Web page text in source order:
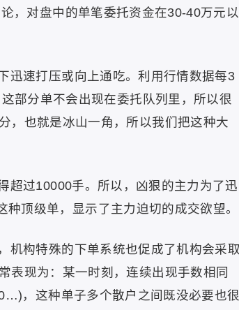
，对盘中的单笔委托资金在30-40万元以
迅速打压或向上通吃。利用行情数据每3
部分单不会出现在委托队列里，所以很
，也就是冰山一角，所以我们把这种大
超过10000手。所以，凶狠的主力为了迅
顶级单，显示了主力迫切的成交欲望。
机构特殊的下单系统也促成了机构会采取
表现为：某一时刻，连续出现手数相同
，这种单子多个散户之间既没必要也很